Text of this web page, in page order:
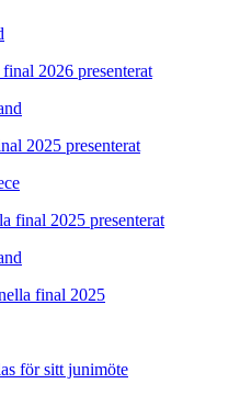
2026 presenterat
2025 presenterat
final 2025 presenterat
final 2025
för sitt junimöte